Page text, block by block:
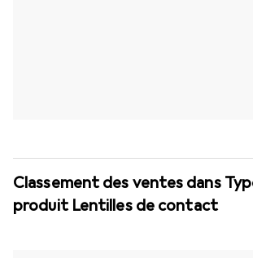
Classement des ventes dans
produit Lentilles de contact